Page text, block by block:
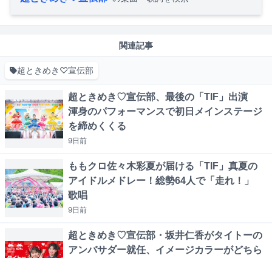
関連記事
超ときめき♡宣伝部
超ときめき♡宣伝部、最後の「TIF」出演
渾身のパフォーマンスで初日メインステージ
を締めくくる
9日前
ももクロ佐々木彩夏が届ける「TIF」真夏の
アイドルメドレー！総勢64人で「走れ！」
歌唱
9日前
超ときめき♡宣伝部・坂井仁香がタイトーの
アンバサダー就任、イメージカラーがどちら